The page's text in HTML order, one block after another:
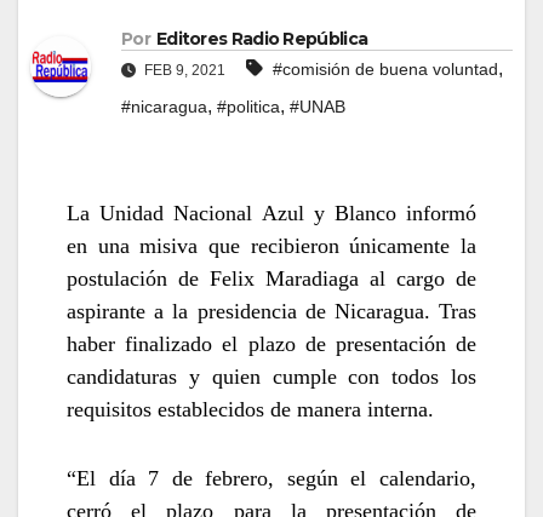
Por Editores Radio República
FEB 9, 2021 #comisión de buena voluntad,
#nicaragua, #politica, #UNAB
La Unidad Nacional Azul y Blanco informó
en una misiva que recibieron únicamente la
postulación de Felix Maradiaga al cargo de
aspirante a la presidencia de Nicaragua. Tras
haber finalizado el plazo de presentación de
candidaturas y quien cumple con todos los
requisitos establecidos de manera interna.
“El día 7 de febrero, según el calendario,
cerró el plazo para la presentación de